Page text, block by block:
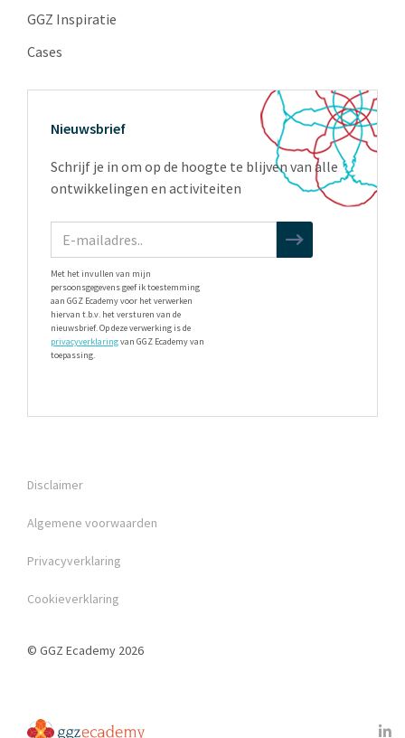
GGZ Inspiratie
Cases
Nieuwsbrief
Schrijf je in om op de hoogte te blijven van alle
ontwikkelingen en activiteiten
Met het invullen van mijn
persoonsgegevens geef ik toestemming
aan GGZ Ecademy voor het verwerken
hiervan t.b.v. het versturen van de
nieuwsbrief. Op deze verwerking is de
privacyverklaringvan GGZ Ecademy van
toepassing.
Disclaimer
Algemene voorwaarden
Privacyverklaring
Cookieverklaring
© GGZ Ecademy 2026